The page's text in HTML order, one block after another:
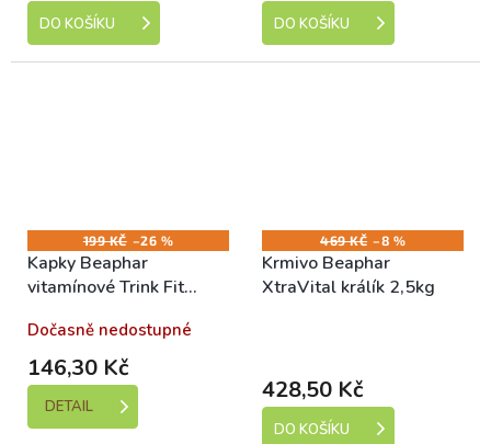
DO KOŠÍKU DO KOŠÍKU
199 KČ –26 %
Kapky Beaphar
vitamínové Trink Fit
Dočasně nedostupné
146,30 Kč
DETAIL
469 KČ –8 %
Krmivo Beaphar
XtraVital králík 2,5kg
428,50 Kč
DO KOŠÍKU